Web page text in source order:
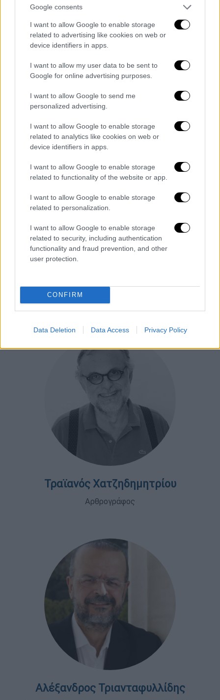
Google consents
I want to allow Google to enable storage
related to advertising like cookies on web or
device identifiers in apps.
I want to allow my user data to be sent to
Google for online advertising purposes.
I want to allow Google to send me
personalized advertising.
I want to allow Google to enable storage
related to analytics like cookies on web or
device identifiers in apps.
I want to allow Google to enable storage
related to functionality of the website or app.
I want to allow Google to enable storage
related to personalization.
I want to allow Google to enable storage
related to security, including authentication
functionality and fraud prevention, and other
user protection.
CONFIRM
Data Deletion Data Access Privacy Policy
Αδάμος Ζαχαριάδης
Διευθυντής ethnos.gr
Τραϊανός Χατζηδημητρίου
Αρθρογράφος
Αλέξανδρος Τριανταφυλλίδης